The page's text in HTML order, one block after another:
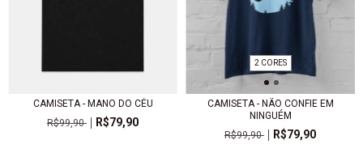
CAMISETA - MANO DO CÉU
R$99,90
R$79,90
2 CORES
CAMISETA - NÃO CONFIE EM
NINGUÉM
R$99,90
R$79,90